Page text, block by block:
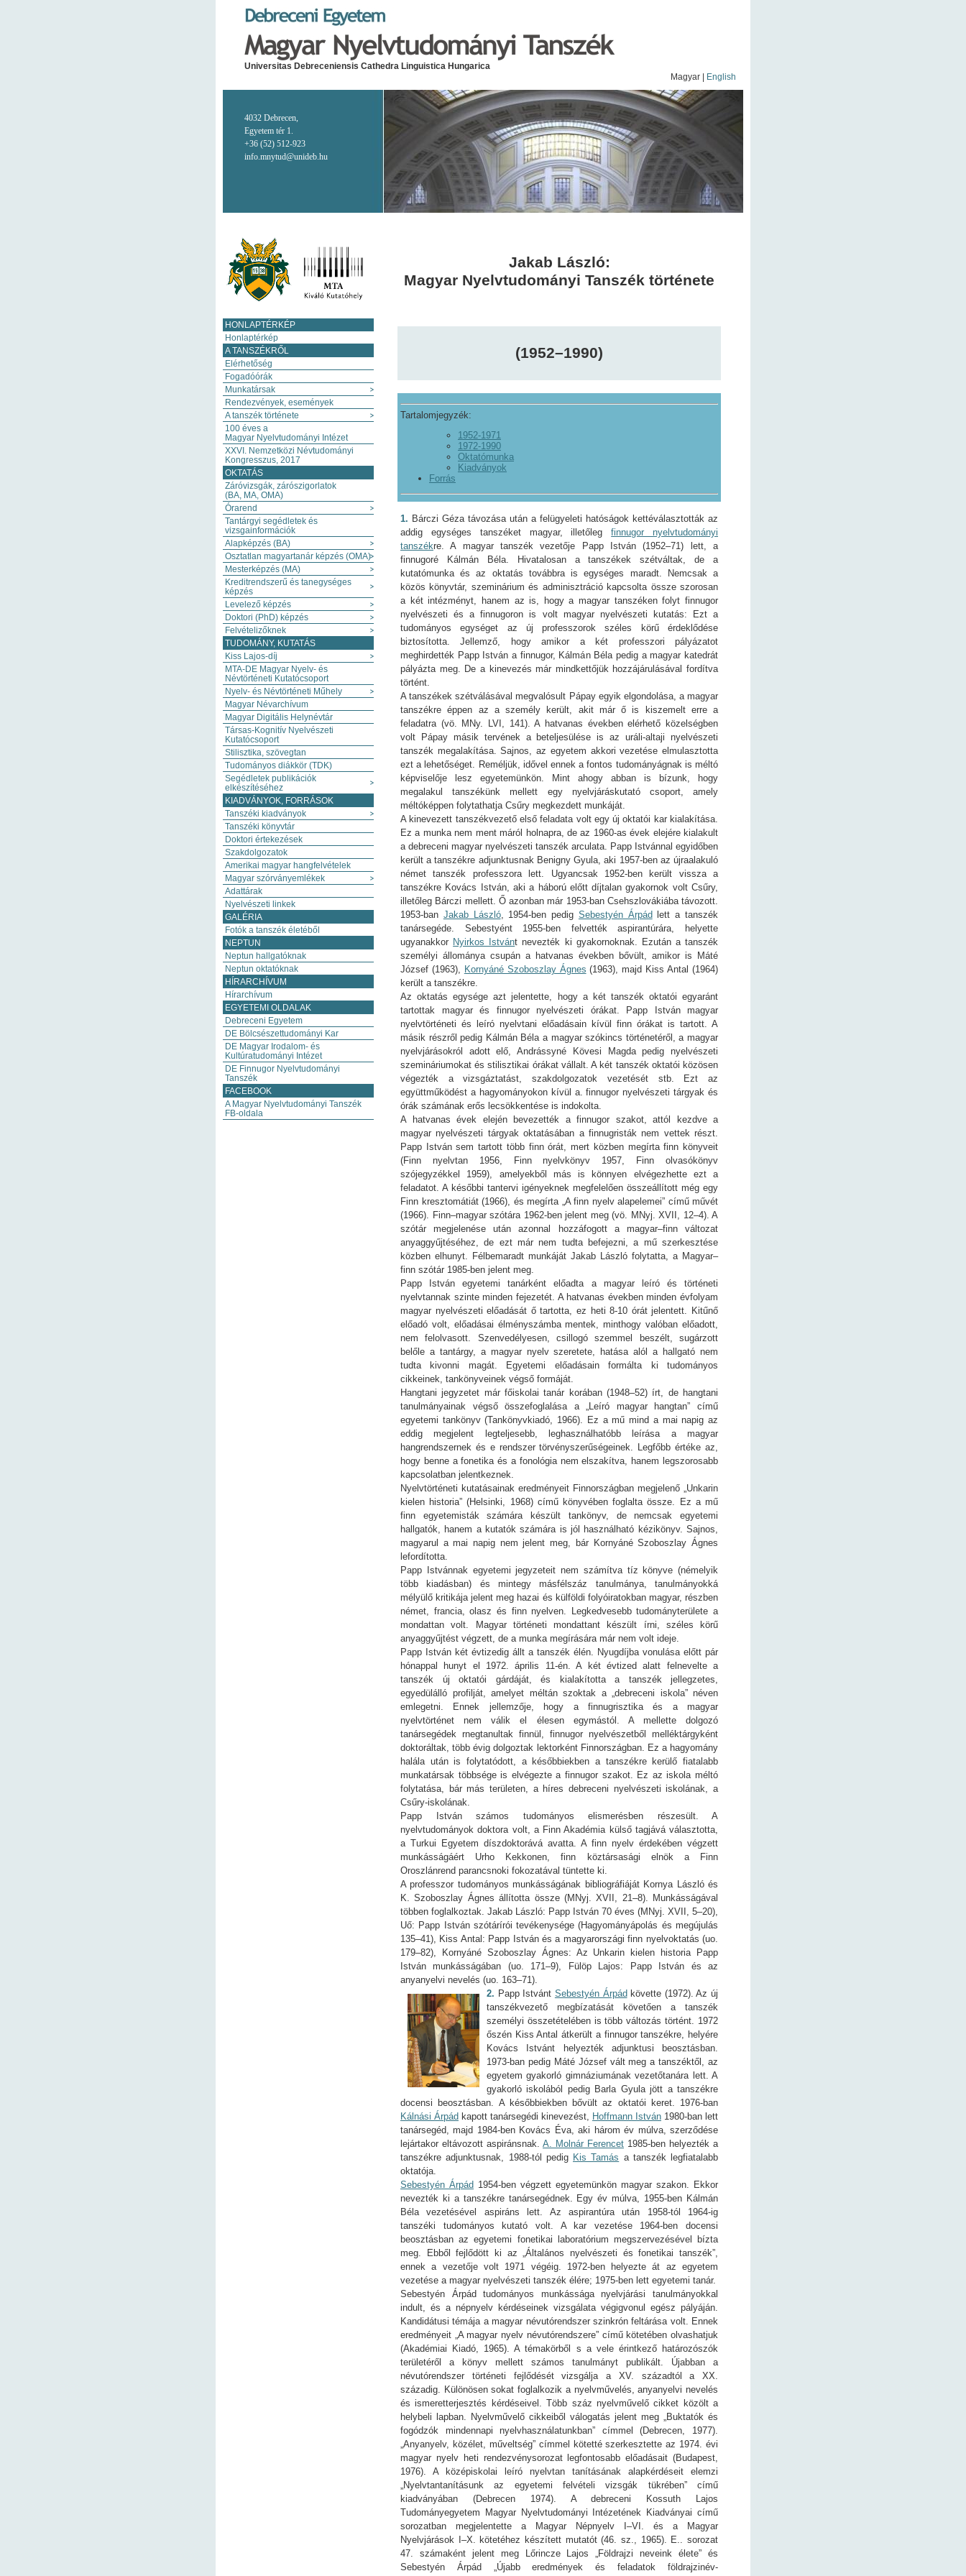
Universitas Debreceniensis Cathedra Linguistica Hungarica
4032 Debrecen,
Egyetem tér 1.
+36 (52) 512-923
info.mnytud@unideb.hu
Magyar | English
Jakab László:
Magyar Nyelvtudományi Tanszék története
(1952–1990)
Tartalomjegyzék:
1952-1971
1972-1990
Oktatómunka
Kiadványok
Forrás
1. Bárczi Géza távozása után a felügyeleti hatóságok kettéválasztották az
addig egységes tanszéket magyar, illetőlegfinnugor nyelvtudományi
tanszékre. A magyar tanszék vezetője Papp István (1952–71) lett, a
finnugoré Kálmán Béla. Hivatalosan a tanszékek szétváltak, de a
kutatómunka és az oktatás továbbra is egységes maradt. Nemcsak a
közös könyvtár, szeminárium és adminisztráció kapcsolta össze szorosan
a két intézményt, hanem az is, hogy a magyar tanszéken folyt finnugor
nyelvészeti és a finnugoron is volt magyar nyelvészeti kutatás: Ezt a
tudományos egységet az új professzorok széles körű érdeklődése
biztosította. Jellemző, hogy amikor a két professzori pályázatot
meghirdették Papp István a finnugor, Kálmán Béla pedig a magyar katedrát
pályázta meg. De a kinevezés már mindkettőjük hozzájárulásával fordítva
történt.
A tanszékek szétválásával megvalósult Pápay egyik elgondolása, a magyar
tanszékre éppen az a személy került, akit már ő is kiszemelt erre a
feladatra (vö. MNy. LVI, 141). A hatvanas években elérhető közelségben
volt Pápay másik tervének a beteljesülése is az uráli-altaji nyelvészeti
tanszék megalakítása. Sajnos, az egyetem akkori vezetése elmulasztotta
ezt a lehetőséget. Reméljük, idővel ennek a fontos tudományágnak is méltó
képviselője lesz egyetemünkön. Mint ahogy abban is bízunk, hogy
megalakul tanszékünk mellett egy nyelvjáráskutató csoport, amely
méltóképpen folytathatja Csűry megkezdett munkáját.
A kinevezett tanszékvezető első feladata volt egy új oktatói kar kialakítása.
Ez a munka nem ment máról holnapra, de az 1960-as évek elejére kialakult
a debreceni magyar nyelvészeti tanszék arculata. Papp Istvánnal egyidőben
került a tanszékre adjunktusnak Benigny Gyula, aki 1957-ben az újraalakuló
német tanszék professzora lett. Ugyancsak 1952-ben került vissza a
tanszékre Kovács István, aki a háború előtt díjtalan gyakornok volt Csűry,
illetőleg Bárczi mellett. Ő azonban már 1953-ban Csehszlovákiába távozott.
1953-ban Jakab László, 1954-ben pedig Sebestyén Árpád lett a tanszék
tanársegéde. Sebestyént 1955-ben felvették aspirantúrára, helyette
ugyanakkor Nyirkos Istvánt nevezték ki gyakornoknak. Ezután a tanszék
személyi állománya csupán a hatvanas években bővült, amikor is Máté
József (1963), Kornyáné Szoboszlay Ágnes (1963), majd Kiss Antal (1964)
került a tanszékre.
Az oktatás egysége azt jelentette, hogy a két tanszék oktatói egyaránt
tartottak magyar és finnugor nyelvészeti órákat. Papp István magyar
nyelvtörténeti és leíró nyelvtani előadásain kívül finn órákat is tartott. A
másik részről pedig Kálmán Béla a magyar szókincs történetéről, a magyar
nyelvjárásokról adott elő, Andrássyné Kövesi Magda pedig nyelvészeti
szemináriumokat és stilisztikai órákat vállalt. A két tanszék oktatói közösen
végezték a vizsgáztatást, szakdolgozatok vezetését stb. Ezt az
együttműködést a hagyományokon kívül a. finnugor nyelvészeti tárgyak és
órák számának erős lecsökkentése is indokolta.
A hatvanas évek elején bevezették a finnugor szakot, attól kezdve a
magyar nyelvészeti tárgyak oktatásában a finnugristák nem vettek részt.
Papp István sem tartott több finn órát, mert közben megírta finn könyveit
(Finn nyelvtan 1956, Finn nyelvkönyv 1957, Finn olvasókönyv
szójegyzékkel 1959), amelyekből más is könnyen elvégezhette ezt a
feladatot. A későbbi tantervi igényeknek megfelelően összeállított még egy
Finn kresztomátiát (1966), és megírta „A finn nyelv alapelemei” című művét
(1966). Finn–magyar szótára 1962-ben jelent meg (vö. MNyj. XVII, 12–4). A
szótár megjelenése után azonnal hozzáfogott a magyar–finn változat
anyaggyűjtéséhez, de ezt már nem tudta befejezni, a mű szerkesztése
közben elhunyt. Félbemaradt munkáját Jakab László folytatta, a Magyar–
finn szótár 1985-ben jelent meg.
Papp István egyetemi tanárként előadta a magyar leíró és történeti
nyelvtannak szinte minden fejezetét. A hatvanas években minden évfolyam
magyar nyelvészeti előadását ő tartotta, ez heti 8-10 órát jelentett. Kitűnő
előadó volt, előadásai élményszámba mentek, minthogy valóban előadott,
nem felolvasott. Szenvedélyesen, csillogó szemmel beszélt, sugárzott
belőle a tantárgy, a magyar nyelv szeretete, hatása alól a hallgató nem
tudta kivonni magát. Egyetemi előadásain formálta ki tudományos
cikkeinek, tankönyveinek végső formáját.
Hangtani jegyzetet már főiskolai tanár korában (1948–52) írt, de hangtani
tanulmányainak végső összefoglalása a „Leíró magyar hangtan” című
egyetemi tankönyv (Tankönyvkiadó, 1966). Ez a mű mind a mai napig az
eddig megjelent legteljesebb, leghasználhatóbb leírása a magyar
hangrendszernek és e rendszer törvényszerűségeinek. Legfőbb értéke az,
hogy benne a fonetika és a fonológia nem elszakítva, hanem legszorosabb
kapcsolatban jelentkeznek.
Nyelvtörténeti kutatásainak eredményeit Finnországban megjelenő „Unkarin
kielen historia” (Helsinki, 1968) című könyvében foglalta össze. Ez a mű
finn egyetemisták számára készült tankönyv, de nemcsak egyetemi
hallgatók, hanem a kutatók számára is jól használható kézikönyv. Sajnos,
magyarul a mai napig nem jelent meg, bár Kornyáné Szoboszlay Ágnes
lefordította.
Papp Istvánnak egyetemi jegyzeteit nem számítva tíz könyve (némelyik
több kiadásban) és mintegy másfélszáz tanulmánya, tanulmányokká
mélyülő kritikája jelent meg hazai és külföldi folyóiratokban magyar, részben
német, francia, olasz és finn nyelven. Legkedvesebb tudományterülete a
mondattan volt. Magyar történeti mondattant készült írni, széles körű
anyaggyűjtést végzett, de a munka megírására már nem volt ideje.
Papp István két évtizedig állt a tanszék élén. Nyugdíjba vonulása előtt pár
hónappal hunyt el 1972. április 11-én. A két évtized alatt felnevelte a
tanszék új oktatói gárdáját, és kialakította a tanszék jellegzetes,
egyedülálló profilját, amelyet méltán szoktak a „debreceni iskola” néven
emlegetni. Ennek jellemzője, hogy a finnugrisztika és a magyar
nyelvtörténet nem válik el élesen egymástól. A mellette dolgozó
tanársegédek rnegtanultak finnül, finnugor nyelvészetből melléktárgyként
doktoráltak, több évig dolgoztak lektorként Finnországban. Ez a hagyomány
halála után is folytatódott, a későbbiekben a tanszékre kerülő fiatalabb
munkatársak többsége is elvégezte a finnugor szakot. Ez az iskola méltó
folytatása, bár más területen, a híres debreceni nyelvészeti iskolának, a
Csűry-iskolának.
Papp István számos tudományos elismerésben részesült. A
nyelvtudományok doktora volt, a Finn Akadémia külső tagjává választotta,
a Turkui Egyetem díszdoktorává avatta. A finn nyelv érdekében végzett
munkásságáért Urho Kekkonen, finn köztársasági elnök a Finn
Oroszlánrend parancsnoki fokozatával tüntette ki.
A professzor tudományos munkásságának bibliográfiáját Kornya László és
K. Szoboszlay Ágnes állította össze (MNyj. XVII, 21–8). Munkásságával
többen foglalkoztak. Jakab László: Papp István 70 éves (MNyj. XVII, 5–20),
Uő: Papp István szótárírói tevékenysége (Hagyományápolás és megújulás
135–41), Kiss Antal: Papp István és a magyarországi finn nyelvoktatás (uo.
179–82), Kornyáné Szoboszlay Ágnes: Az Unkarin kielen historia Papp
István munkásságában (uo. 171–9), Fülöp Lajos: Papp István és az
anyanyelvi nevelés (uo. 163–71).
2. Papp Istvánt Sebestyén Árpád követte (1972). Az új
tanszékvezető megbízatását követően a tanszék
személyi összetételében is több változás történt. 1972
őszén Kiss Antal átkerült a finnugor tanszékre, helyére
Kovács Istvánt helyezték adjunktusi beosztásban.
1973-ban pedig Máté József vált meg a tanszéktől, az
egyetem gyakorló gimnáziumának vezetőtanára lett. A
gyakorló iskolából pedig Barla Gyula jött a tanszékre
docensi beosztásban. A későbbiekben bővült az oktatói keret. 1976-ban
Kálnási Árpád kapott tanársegédi kinevezést, Hoffmann István 1980-ban lett
tanársegéd, majd 1984-ben Kovács Éva, aki három év múlva, szerződése
lejártakor eltávozott aspiránsnak. A. Molnár Ferencet 1985-ben helyezték a
tanszékre adjunktusnak, 1988-tól pedig Kis Tamás a tanszék legfiatalabb
oktatója.
Sebestyén Árpád 1954-ben végzett egyetemünkön magyar szakon. Ekkor
nevezték ki a tanszékre tanársegédnek. Egy év múlva, 1955-ben Kálmán
Béla vezetésével aspiráns lett. Az aspirantúra után 1958-tól 1964-ig
tanszéki tudományos kutató volt. A kar vezetése 1964-ben docensi
beosztásban az egyetemi fonetikai laboratórium megszervezésével bízta
meg. Ebből fejlődött ki az „Általános nyelvészeti és fonetikai tanszék”,
ennek a vezetője volt 1971 végéig. 1972-ben helyezte át az egyetem
vezetése a magyar nyelvészeti tanszék élére; 1975-ben lett egyetemi tanár.
Sebestyén Árpád tudományos munkássága nyelvjárási tanulmányokkal
indult, és a népnyelv kérdéseinek vizsgálata végigvonul egész pályáján.
Kandidátusi témája a magyar névutórendszer szinkrón feltárása volt. Ennek
eredményeit „A magyar nyelv névutórendszere” című kötetében olvashatjuk
(Akadémiai Kiadó, 1965). A témakörből s a vele érintkező határozószók
területéről a könyv mellett számos tanulmányt publikált. Újabban a
névutórendszer történeti fejlődését vizsgálja a XV. századtól a XX.
századig. Különösen sokat foglalkozik a nyelvművelés, anyanyelvi nevelés
és ismeretterjesztés kérdéseivel. Több száz nyelvművelő cikket közölt a
helybeli lapban. Nyelvművelő cikkeiből válogatás jelent meg „Buktatók és
fogódzók mindennapi nyelvhasználatunkban” címmel (Debrecen, 1977).
„Anyanyelv, közélet, műveltség” címmel kötetté szerkesztette az 1974. évi
magyar nyelv heti rendezvénysorozat legfontosabb előadásait (Budapest,
1976). A középiskolai leíró nyelvtan tanításának alapkérdéseit elemzi
„Nyelvtantanításunk az egyetemi felvételi vizsgák tükrében” című
kiadványában (Debrecen 1974). A debreceni Kossuth Lajos
Tudományegyetem Magyar Nyelvtudományi Intézetének Kiadványai című
sorozatban megjelentette a Magyar Népnyelv I–VI. és a Magyar
Nyelvjárások I–X. kötetéhez készített mutatót (46. sz., 1965). E.. sorozat
47. számaként jelent meg Lőrincze Lajos „Földrajzi neveink élete” és
Sebestyén Árpád „Újabb eredmények és feladatok földrajzinév-
HONLAPTÉRKÉP
Honlaptérkép
A TANSZÉKRŐL
Elérhetőség
Fogadóórák
Munkatársak
Rendezvények, események
A tanszék története
100 éves a
Magyar Nyelvtudományi Intézet
XXVI. Nemzetközi Névtudományi
Kongresszus, 2017
OKTATÁS
Záróvizsgák, zárószigorlatok
(BA, MA, OMA)
Órarend
Tantárgyi segédletek és
vizsgainformációk
Alapképzés (BA)
Osztatlan magyartanár képzés (OMA)
Mesterképzés (MA)
Kreditrendszerű és tanegységes
képzés
Levelező képzés
Doktori (PhD) képzés
Felvételizőknek
TUDOMÁNY, KUTATÁS
Kiss Lajos-díj
MTA-DE Magyar Nyelv- és
Névtörténeti Kutatócsoport
Nyelv- és Névtörténeti Műhely
Magyar Névarchívum
Magyar Digitális Helynévtár
Társas-Kognitív Nyelvészeti
Kutatócsoport
Stilisztika, szövegtan
Tudományos diákkör (TDK)
Segédletek publikációk
elkészítéséhez
KIADVÁNYOK, FORRÁSOK
Tanszéki kiadványok
Tanszéki könyvtár
Doktori értekezések
Szakdolgozatok
Amerikai magyar hangfelvételek
Magyar szórványemlékek
Adattárak
Nyelvészeti linkek
GALÉRIA
Fotók a tanszék életéből
NEPTUN
Neptun hallgatóknak
Neptun oktatóknak
HÍRARCHÍVUM
Hírarchívum
EGYETEMI OLDALAK
Debreceni Egyetem
DE Bölcsészettudományi Kar
DE Magyar Irodalom- és
Kultúratudományi Intézet
DE Finnugor Nyelvtudományi
Tanszék
FACEBOOK
A Magyar Nyelvtudományi Tanszék
FB-oldala